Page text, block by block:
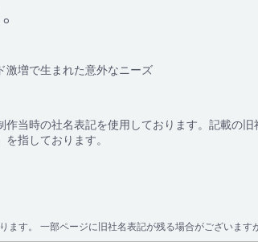
増で生まれた意外なニーズ
当時の社名表記を使用しております。記載の旧
指しております。
す。 一部ページに旧社名表記が残る場合がございます